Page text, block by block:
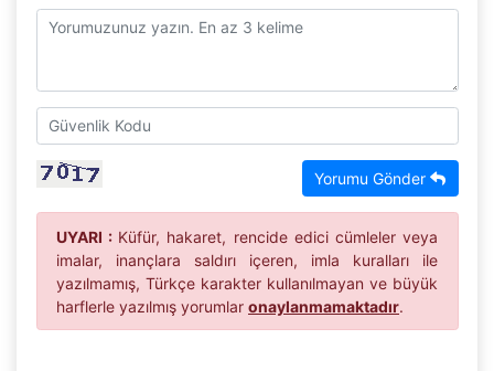
Yorumu Gönder
UYARI : Küfür, hakaret, rencide edici cümleler veya
imalar, inançlara saldırı içeren, imla kuralları ile
yazılmamış, Türkçe karakter kullanılmayan ve büyük
harflerle yazılmış yorumlar onaylanmamaktadır.